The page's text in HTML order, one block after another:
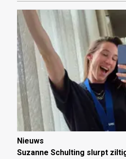
Nieuws
Suzanne Schulting slurpt